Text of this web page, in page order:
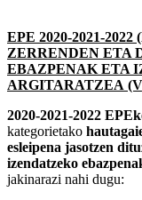
EPE 2020-2021-
ZERRENDEN ETA
EBAZPENAK ETA
ARGITARATZEA
2020-2021-2022
kategorietako
esleipena jasotzen
izendatzeko
jakinarazi nahi dugu: